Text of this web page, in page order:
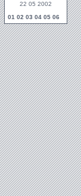
22 05 2002
01 02 03 04 05 06